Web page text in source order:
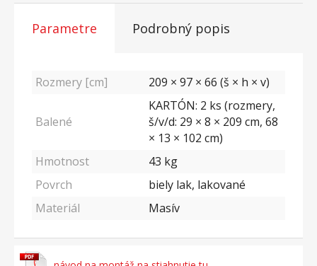
Parametre Podrobný popis
Rozmery [cm] 209 × 97 × 66 (š × h × v)
Balené
KARTÓN: 2 ks (rozmery,
š/v/d: 29 × 8 × 209 cm, 68
× 13 × 102 cm)
Hmotnost
43 kg
Povrch
biely lak, lakované
Materiál
Masív